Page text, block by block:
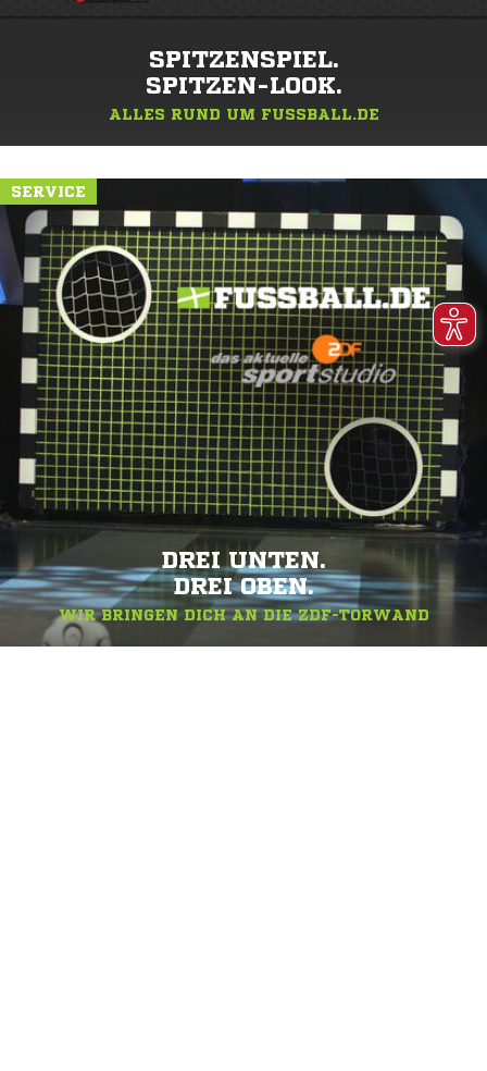
SPITZENSPIEL.
SPITZEN-LOOK.
ALLES RUND UM FUSSBALL.DE
SERVICE
DREI UNTEN.
DREI OBEN.
WIR BRINGEN DICH AN DIE ZDF-TORWAND